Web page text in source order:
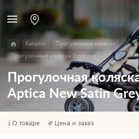
Каталог
Прогулочные коляски
Прогулочные коляски Inglesina
Прогулочная
Aptica New Satin
О товаре Цена и заказ